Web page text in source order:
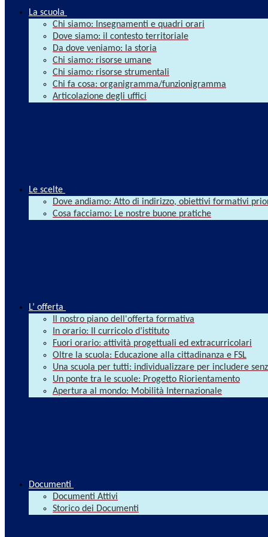
La scuola
Chi siamo: Insegnamenti e quadri orari
Dove siamo: il contesto territoriale
Da dove veniamo: la storia
Chi siamo: risorse umane
Chi siamo: risorse strumentali
Chi fa cosa: organigramma/funzionigramma
Articolazione degli uffici
Le scelte
Dove andiamo: Atto di indirizzo, obiettivi formativi
Cosa facciamo: Le nostre buone pratiche
L’ offerta
Il nostro piano dell'offerta formativa
In orario: Il curricolo d’istituto
Fuori orario: attività progettuali ed extracurricolari
Oltre la scuola: Educazione alla cittadinanza e FSL
Una scuola per tutti: individualizzare per includere
Un ponte tra le scuole: Progetto Riorientamento
Apertura al mondo: Mobilità Internazionale
Documenti
Documenti Attivi
Storico dei Documenti